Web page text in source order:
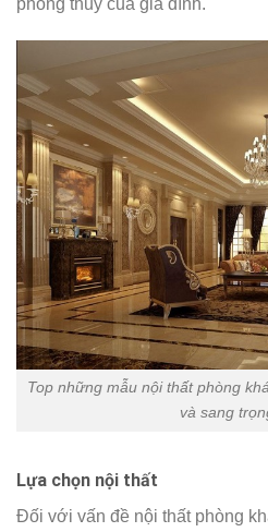
phong thủy của gia đình.
Top những mẫu nội thất phòng
và sang
Lựa chọn nội thất
Đối với vấn đề nội thất phòng